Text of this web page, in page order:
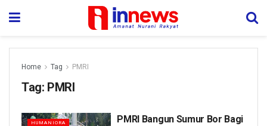
Home Tag PMRI
Tag: PMRI
HUMANIORA
PMRI Bangun Sumur Bor Bagi